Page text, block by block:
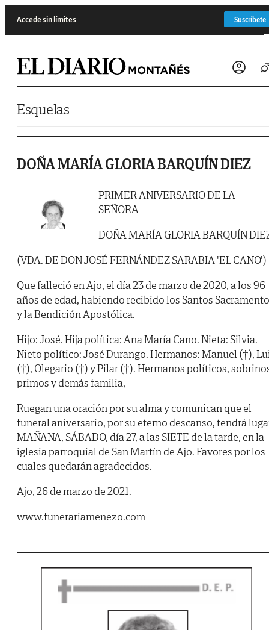
Accede sin límites Suscríbete
Esquelas
DOÑA MARÍA GLORIA BARQUÍN DIEZ
PRIMER ANIVERSARIO DE LA
SEÑORA
DOÑA MARÍA GLORIA BARQUÍN
(VDA. DE DON JOSÉ FERNÁNDEZ SARABIA 'EL CANO')
Que falleció en Ajo, el día 23 de marzo de 2020, a los 96
años de edad, habiendo recibido los Santos
y la Bendición Apostólica.
Hijo: José. Hija política: Ana María Cano. Nieta: Silvia.
Nieto político: José Durango. Hermanos: Manuel (†),
(†), Olegario (†) y Pilar (†). Hermanos políticos,
primos y demás familia,
Ruegan una oración por su alma y comunican que el
funeral aniversario, por su eterno descanso, tendrá
MAÑANA, SÁBADO, día 27, a las SIETE de la tarde, en la
iglesia parroquial de San Martín de Ajo. Favores por los
cuales quedarán agradecidos.
Ajo, 26 de marzo de 2021.
www.funerariamenezo.com